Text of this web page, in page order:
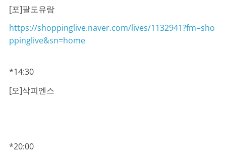
[포]팔도유람
https://shoppinglive.naver.com/lives/1132941?fm=sho
ppinglive&sn=home
*14:30
[오]삭피엔스
*20:00